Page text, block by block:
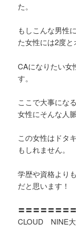
た。
もしこんな男性
た女性には2度
CAになりたい女
す。
ここで大事にな
女性にそんな人
この女性はドタ
もしれません。
学歴や資格より
だと思います！
〓〓〓〓〓〓〓
CLOUD NINE大